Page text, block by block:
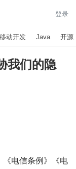
登录
移动开发 Java 开源
我们的隐
电信条例》《电